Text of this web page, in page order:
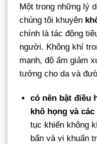
Một trong những lý
chúng tôi khuyên
chính là tác động
người. Không khí
mạnh, độ ẩm giảm
tưởng cho da và
có nên bật điều
khô họng và
tục khiến không
bẩn và vi khuẩn